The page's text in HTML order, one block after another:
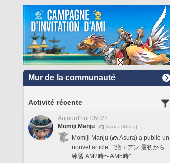
Mur de la communauté
Activité récente
Aujourd'hui 05h22
Momiji Manju
Asura [Mana]
Momiji Manju (
Asura) a publié un
nouvel article : "絶エデン 最初から
練習 AM2時〜AM5時".